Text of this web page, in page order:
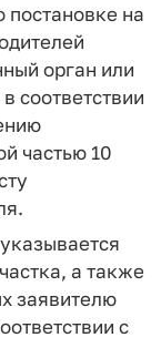
постановке на
орган или
соответствии
частью 10
а также
заявителю
с